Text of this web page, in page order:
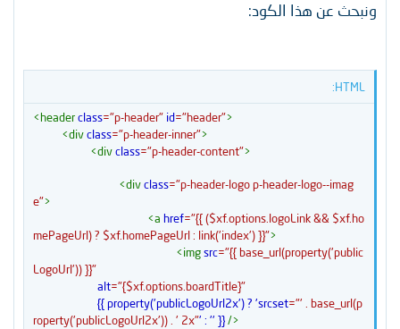
ونبحث عن هذا الكود:
HTML:
<headerclass="p-header" id="header">
<divclass="p-header-inner">
<divclass="p-header-content">
<divclass="p-header-logo p-header-logo--imag
e">
<a href="{{ ($xf.options.logoLink && $xf.ho
mePageUrl) ? $xf.homePageUrl : link('index') }}">
<imgsrc="{{ base_url(property('public
LogoUrl')) }}"
alt="{$xf.options.boardTitle}"
{{property('publicLogoUrl2x')? 'srcset="' . base_url(p
roperty('publicLogoUrl2x')) . ' 2x"' : '' }}/>